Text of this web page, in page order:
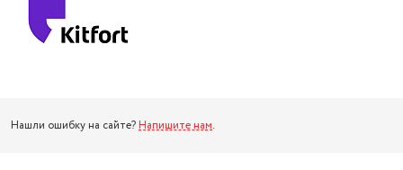
Нашли ошибку на сайте? Напишите нам.